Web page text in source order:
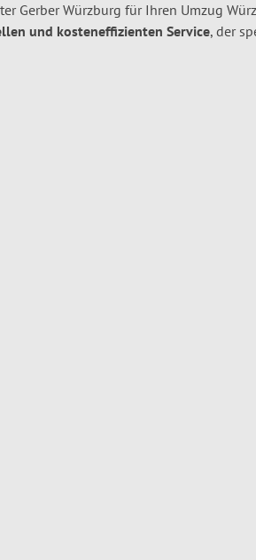
Gerber Würzburg für Ihren Umzug
und kosteneffizienten Service, der